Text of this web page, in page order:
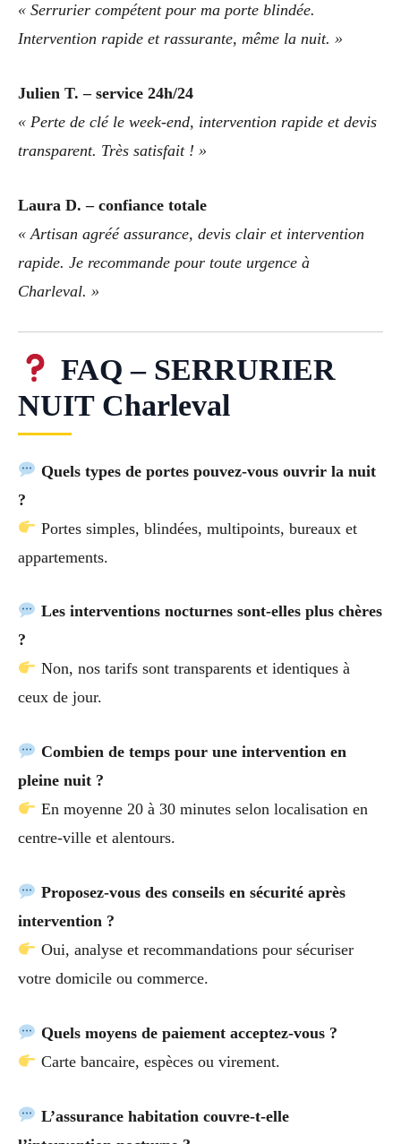
« Serrurier compétent pour ma porte blindée.
Intervention rapide et rassurante, même la nuit. »
Julien T. – service 24h/24
« Perte de clé le week-end, intervention rapide et devis
transparent. Très satisfait ! »
Laura D. – confiance totale
« Artisan agréé assurance, devis clair et intervention
rapide. Je recommande pour toute urgence à
Charleval. »
FAQ – SERRURIER
NUIT Charleval
Quels types de portes pouvez-vous ouvrir la nuit
?
Portes simples, blindées, multipoints, bureaux et
appartements.
Les interventions nocturnes sont-elles plus chères
?
Non, nos tarifs sont transparents et identiques à
ceux de jour.
Combien de temps pour une intervention en
pleine nuit ?
En moyenne 20 à 30 minutes selon localisation en
centre-ville et alentours.
Proposez-vous des conseils en sécurité après
intervention ?
Oui, analyse et recommandations pour sécuriser
votre domicile ou commerce.
Quels moyens de paiement acceptez-vous ?
Carte bancaire, espèces ou virement.
L’assurance habitation couvre-t-elle